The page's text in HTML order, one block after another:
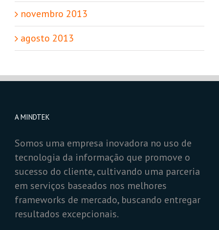
novembro 2013
agosto 2013
A MINDTEK
Somos uma empresa inovadora no uso de
tecnologia da informação que promove o
sucesso do cliente, cultivando uma parceria
em serviços baseados nos melhores
frameworks de mercado, buscando entregar
resultados excepcionais.